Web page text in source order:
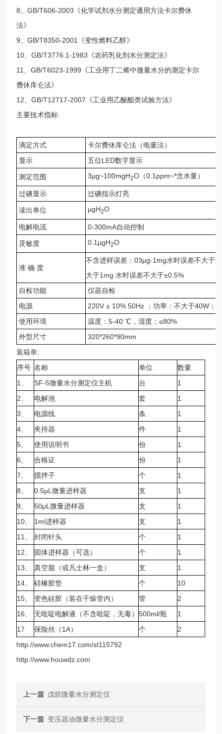
8、GB/T606-2003《化学试剂水分测定通用方法卡尔费休
法》
9、GB/T8350-2001《变性燃料乙醇》
10、GB/T3776.1-1983《农药乳化剂水分测定法》
11、GB/T6023-1999《工业用丁二烯中微量水分的测定卡尔
费休库仑法》
12、GB/T12717-2007《工业用乙酸酯类试验方法》
主要技术指标:
滴定方式
卡尔费休库仑法（电量法）
显示
五位LED数字显示
测定范围 3μg~100mgH2O（0.1ppm~*含水量）
过碘显示 过碘指示灯亮
读出单位 µgH2O
电解电流 0-300mA自动控制
灵敏度 0.1µgH2O
准 确 度
不含进样误差：03μg-1mg水时误差不大于
大于1mg 水时误差不大于±0.5%
自检功能
仪器自检
电源
220V ± 10% 50Hz ；功率：不大于40W；
使用环境
温度：5-40 ℃，湿度：≤80%
外型尺寸
320*260*90mm
装箱单:
序号 名称 单位
数量
1、
SF-5微量水分测定仪主机 台
1
2、
电解池 套
1
3、
电源线 条
1
4、
夹持器 件
1
5、
使用说明书 份
1
6、
合格证 份
1
7、
搅拌子 个
1
8、
0.5μL微量进样器 支
1
9、
50μL微量进样器 支
1
10、
1ml进样器 支
1
11、
封闭针头 个
1
12、
固体进样器（可选） 个
1
13、
真空脂（或凡士林一盒） 支
1
14、
硅橡胶垫 个
10
15、
变色硅胶（装在干燥管内） 管
2
16、
无吡啶电解液（不含吡啶，无毒） 500ml/瓶
1
17
保险丝（1A） 个
2
http://www.chem17.com/st115792
http://www.houwdz.com
上一篇 戊烷微量水分测定仪
下一篇 变压器油微量水分测定仪